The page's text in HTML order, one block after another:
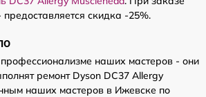
скидка -25%.
наших мастеров - они
ремонт Dyson DC37 Allergy
наших мастеров в Ижевске по